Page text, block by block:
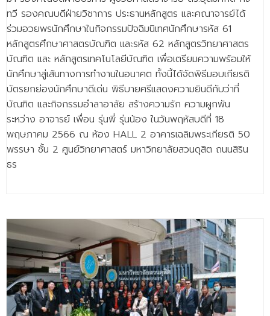
ทวี รองคณบดีฝ่ายวิชาการ ประธานหลักสูตร และคณาจารย์ได้
ร่วมอวยพรนักศึกษาในกิจกรรมปัจฉิมนิเทศนักศึกษารหัส 61
หลักสูตรศึกษาศาสตรบัณฑิต และรหัส 62 หลักสูตรวิทยาศาสตร
บัณฑิต และ หลักสูตรเทคโนโลยีบัณฑิต เพื่อเตรียมความพร้อมให้
นักศึกษาสู่เส้นทางการทำงานในอนาคต ทั้งนี้ได้จัดพิธีมอบเกียรติ
บัตรยกย่องนักศึกษาดีเด่น พิธีบายศรีแสดงความยินดีกับว่าที่
บัณฑิต และกิจกรรมอำลาอาลัย สร้างความรัก ความผูกพัน
ระหว่าง อาจารย์ เพื่อน รุ่นพี่ รุ่นน้อง ในวันพฤหัสบดีที่ 18
พฤษภาคม 2566 ณ ห้อง HALL 2 อาคารเฉลิมพระเกียรติ 50
พรรษา ชั้น 2 ศูนย์วิทยาศาสตร์ มหาวิทยาลัยสวนดุสิต ถนนสิริน
ธร